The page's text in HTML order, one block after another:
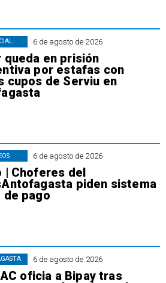
6 de agosto de 2026
queda en prisión
por estafas con
cupos de Serviu en
6 de agosto de 2026
| Choferes del
piden sistema
de pago
6 de agosto de 2026
oficia a Bipay tras